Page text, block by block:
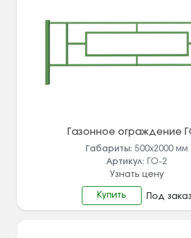
Газонное ограждение
Габариты: 500x2000 мм
Артикул: ГО-2
Узнать цену
Купить Под заказ